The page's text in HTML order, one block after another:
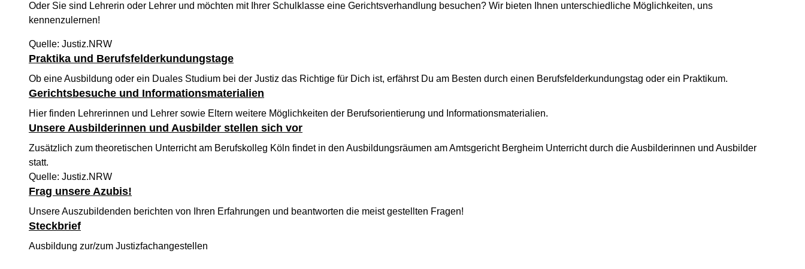
Oder Sie sind Lehrerin oder Lehrer und möchten mit Ihrer Schulklasse eine Gerichtsverhandlung besuchen? Wir bieten Ihnen unterschiedliche Möglichkeiten, uns
kennenzulernen!
Quelle: Justiz.NRW
Praktika und Berufsfelderkundungstage
Ob eine Ausbildung oder ein Duales Studium bei der Justiz das Richtige für Dich ist, erfährst Du am Besten durch einen Berufsfelderkundungstag oder ein Praktikum.
Gerichtsbesuche und Informationsmaterialien
Hier finden Lehrerinnen und Lehrer sowie Eltern weitere Möglichkeiten der Berufsorientierung und Informationsmaterialien.
Unsere Ausbilderinnen und Ausbilder stellen sich vor
Zusätzlich zum theoretischen Unterricht am Berufskolleg Köln findet in den Ausbildungsräumen am Amtsgericht Bergheim Unterricht durch die Ausbilderinnen und Ausbilder
statt.
Quelle: Justiz.NRW
Frag unsere Azubis!
Unsere Auszubildenden berichten von Ihren Erfahrungen und beantworten die meist gestellten Fragen!
Steckbrief
Ausbildung zur/zum Justizfachangestellen